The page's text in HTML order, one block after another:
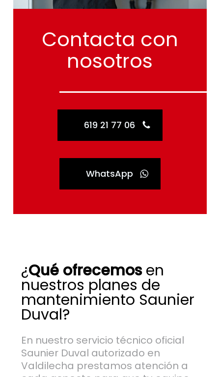
Contacta con
nosotros
619 21 77 06
WhatsApp
¿Qué ofrecemosen
nuestros planes de
mantenimiento Saunier
Duval?
En nuestro servicio técnico oficial
Saunier Duval autorizado en
Valdilecha prestamos atención a